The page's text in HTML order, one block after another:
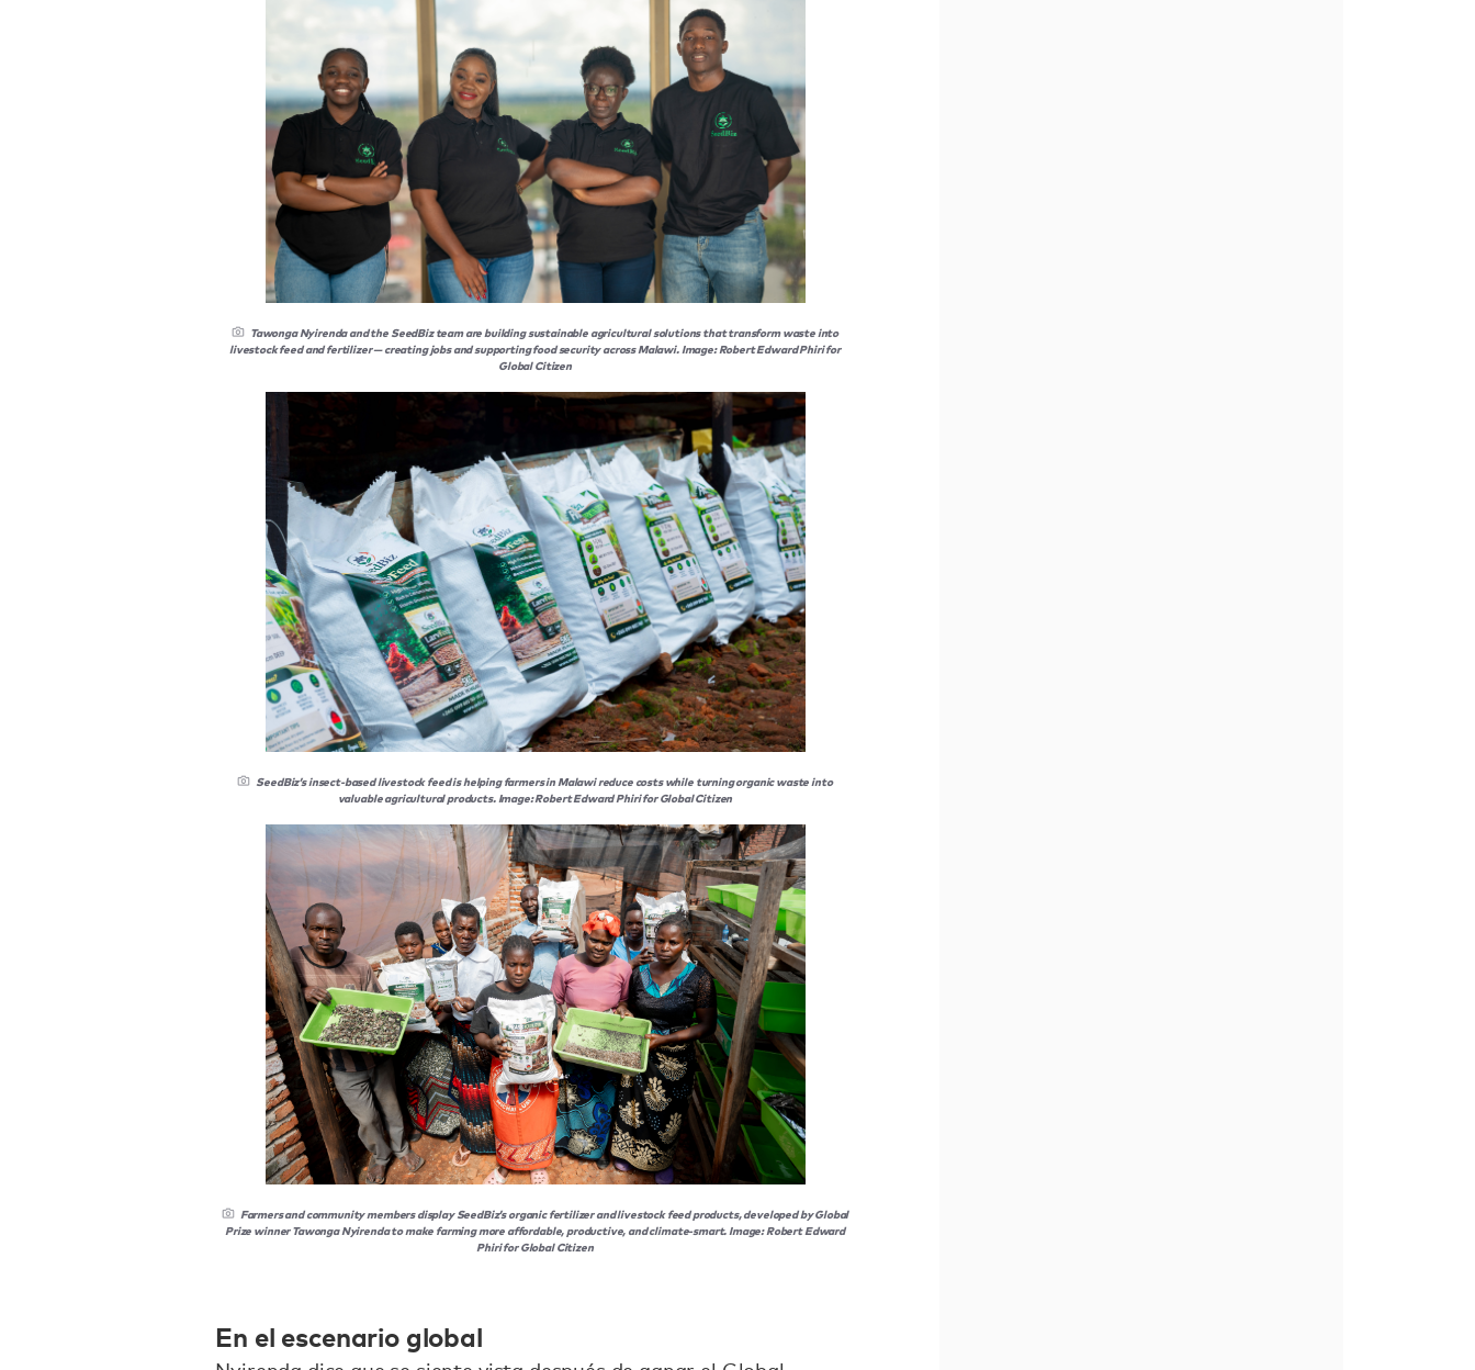
Tawonga Nyirenda and the SeedBiz team are building sustainable agricultural solutions that transform waste into
livestock feed and fertilizer — creating jobs and supporting food security across Malawi. Image: Robert Edward Phiri for
Global Citizen
SeedBiz’s insect-based livestock feed is helping farmers in Malawi reduce costs while turning organic waste into
valuable agricultural products. Image: Robert Edward Phiri for Global Citizen
Farmers and community members display SeedBiz’s organic fertilizer and livestock feed products, developed by Global
Prize winner Tawonga Nyirenda to make farming more affordable, productive, and climate-smart. Image: Robert Edward
Phiri for Global Citizen
En el escenario global